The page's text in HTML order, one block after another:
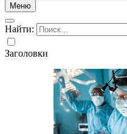
Меню
Найти:
Заголовки